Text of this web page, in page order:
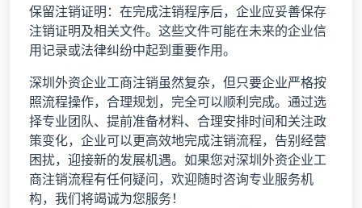
保留注销证明：在完成注销程序后，企业应妥善保存
注销证明及相关文件。这些文件可能在未来的企业信
用记录或法律纠纷中起到重要作用。
深圳外资企业工商注销虽然复杂，但只要企业严格按
照流程操作，合理规划，完全可以顺利完成。通过选
择专业团队、提前准备材料、合理安排时间和关注政
策变化，企业可以更高效地完成注销流程，告别经营
困扰，迎接新的发展机遇。如果您对深圳外资企业工
商注销流程有任何疑问，欢迎随时咨询专业服务机
构，我们将竭诚为您服务！